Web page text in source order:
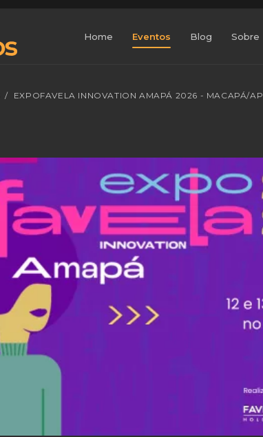
Home Eventos Blog Sobre
EXPOFAVELA INNOVATION AMAPÁ 2026 - MACAPÁ/AP